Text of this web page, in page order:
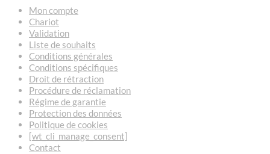
Mon compte
Chariot
Validation
Liste de souhaits
Conditions générales
Conditions spécifiques
Droit de rétraction
Procédure de réclamation
Régime de garantie
Protection des données
Politique de cookies
[wt_cli_manage_consent]
Contact